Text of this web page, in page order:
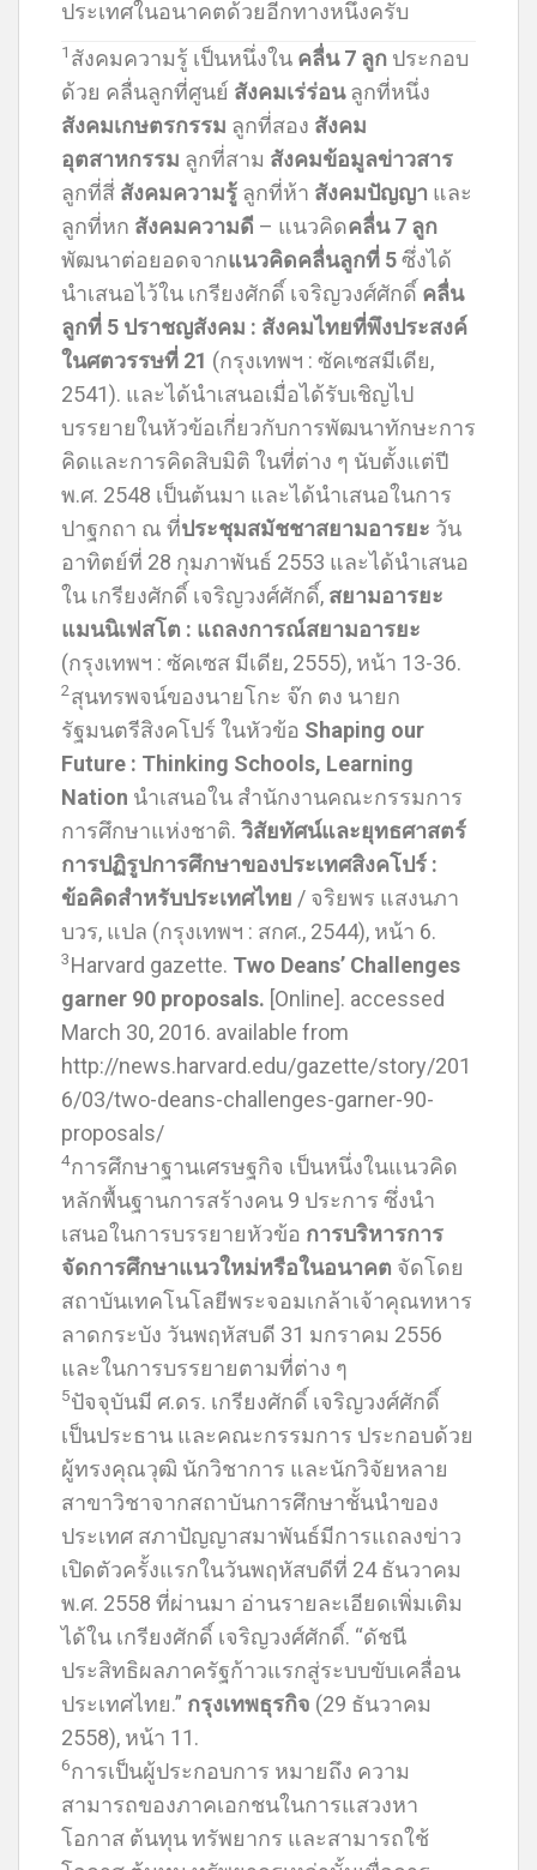
ประเทศในอนาคตด้วยอีกทางหนึ่งครับ
1 สังคมความรู้ เป็นหนึ่งใน คลื่น 7 ลูก ประกอบ
ด้วย คลื่นลูกที่ศูนย์ สังคมเร่ร่อนลูกที่หนึ่ง
สังคมเกษตรกรรม ลูกที่สอง สังคม
อุตสาหกรรม ลูกที่สาม สังคมข้อมูลข่าวสาร
ลูกที่สี่ สังคมความรู้ ลูกที่ห้า สังคมปัญญา และ
ลูกที่หก สังคมความดี – แนวคิดคลื่น 7 ลูก
พัฒนาต่อยอดจากแนวคิดคลื่นลูกที่ 5ซึ่งได้
นำเสนอไว้ใน เกรียงศักดิ์ เจริญวงศ์ศักดิ์ คลื่น
ลูกที่ 5 ปราชญสังคม : สังคมไทยที่พึงประสงค์
ในศตวรรษที่ 21 (กรุงเทพฯ : ซัคเซสมีเดีย,
2541). และได้นำเสนอเมื่อได้รับเชิญไป
บรรยายในหัวข้อเกี่ยวกับการพัฒนาทักษะการ
คิดและการคิดสิบมิติ ในที่ต่าง ๆ นับตั้งแต่ปี
พ.ศ. 2548 เป็นต้นมา และได้นำเสนอในการ
ปาฐกถา ณ ที่ประชุมสมัชชาสยามอารยะ วัน
อาทิตย์ที่ 28 กุมภาพันธ์ 2553 และได้นำเสนอ
ใน เกรียงศักดิ์ เจริญวงศ์ศักดิ์, สยามอารยะ
แมนนิเฟสโต : แถลงการณ์สยามอารยะ
(กรุงเทพฯ : ซัคเซส มีเดีย, 2555), หน้า 13-36.
2สุนทรพจน์ของนายโกะ จ๊ก ตง นายก
รัฐมนตรีสิงคโปร์ ในหัวข้อ Shaping our
Future : Thinking Schools, Learning
Nation นำเสนอใน สำนักงานคณะกรรมการ
การศึกษาแห่งชาติ. วิสัยทัศน์และยุทธศาสตร์
การปฏิรูปการศึกษาของประเทศสิงคโปร์ :
ข้อคิดสำหรับประเทศไทย / จริยพร แสงนภา
บวร, แปล (กรุงเทพฯ : สกศ., 2544), หน้า 6.
3Harvard gazette. Two Deans’ Challenges
garner 90 proposals. [Online]. accessed
March 30, 2016. available from
http://news.harvard.edu/gazette/story/201
6/03/two-deans-challenges-garner-90-
proposals/
4การศึกษาฐานเศรษฐกิจ เป็นหนึ่งในแนวคิด
หลักพื้นฐานการสร้างคน 9 ประการ ซึ่งนำ
เสนอในการบรรยายหัวข้อ การบริหารการ
จัดการศึกษาแนวใหม่หรือในอนาคต จัดโดย
สถาบันเทคโนโลยีพระจอมเกล้าเจ้าคุณทหาร
ลาดกระบัง วันพฤหัสบดี 31 มกราคม 2556
และในการบรรยายตามที่ต่าง ๆ
5ปัจจุบันมี ศ.ดร. เกรียงศักดิ์ เจริญวงศ์ศักดิ์
เป็นประธาน และคณะกรรมการ ประกอบด้วย
ผู้ทรงคุณวุฒิ นักวิชาการ และนักวิจัยหลาย
สาขาวิชาจากสถาบันการศึกษาชั้นนำของ
ประเทศ สภาปัญญาสมาพันธ์มีการแถลงข่าว
เปิดตัวครั้งแรกในวันพฤหัสบดีที่ 24 ธันวาคม
พ.ศ. 2558 ที่ผ่านมา อ่านรายละเอียดเพิ่มเติม
ได้ใน เกรียงศักดิ์ เจริญวงศ์ศักดิ์. “ดัชนี
ประสิทธิผลภาครัฐก้าวแรกสู่ระบบขับเคลื่อน
ประเทศไทย.” กรุงเทพธุรกิจ (29 ธันวาคม
2558), หน้า 11.
6การเป็นผู้ประกอบการ หมายถึง ความ
สามารถของภาคเอกชนในการแสวงหา
โอกาส ต้นทุน ทรัพยากร และสามารถใช้